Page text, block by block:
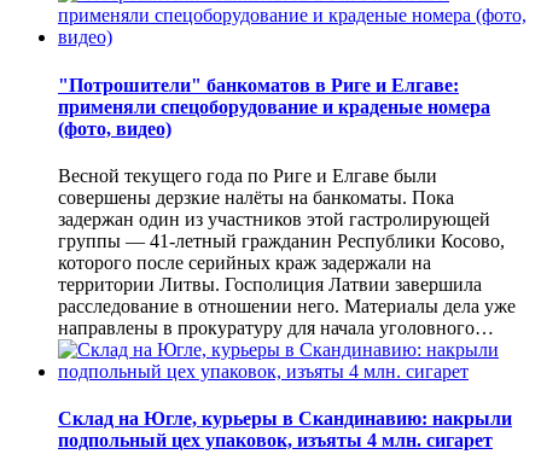
"Потрошители" банкоматов в Риге и Елгаве:
применяли спецоборудование и краденые номера
(фото, видео)
Весной текущего года по Риге и Елгаве были
совершены дерзкие налёты на банкоматы. Пока
задержан один из участников этой гастролирующей
группы — 41-летный гражданин Республики Косово,
которого после серийных краж задержали на
территории Литвы. Госполиция Латвии завершила
расследование в отношении него. Материалы дела уже
направлены в прокуратуру для начала уголовного…
Склад на Югле, курьеры в Скандинавию: накрыли
подпольный цех упаковок, изъяты 4 млн. сигарет